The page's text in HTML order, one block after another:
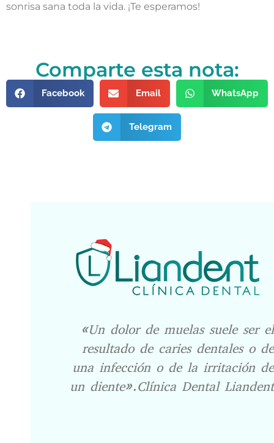
sonrisa sana toda la vida. ¡Te esperamos!
Comparte esta nota:
Facebook Email WhatsApp
Telegram
«Un dolor de muelas suele ser el
resultado de caries dentales o de
una infección o de la irritación de
un diente».Clínica Dental Liandent